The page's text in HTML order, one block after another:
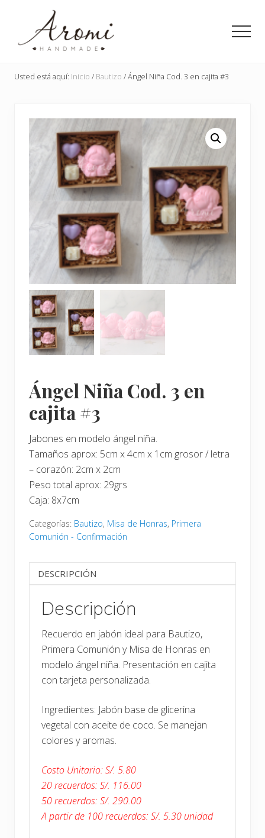
contenido
principal
en
ocasión
Usted está aquí: Inicio / Bautizo /Ángel Niña Cod. 3 en cajita #3
Ángel Niña Cod. 3 en
cajita #3
Jabones en modelo ángel niña.
Tamaños aprox: 5cm x 4cm x 1cm grosor / letra
– corazón: 2cm x 2cm
Peso total aprox: 29grs
Caja: 8x7cm
Categorías: Bautizo, Misa de Honras, Primera
Comunión - Confirmación
DESCRIPCIÓN
Descripción
Recuerdo en jabón ideal para Bautizo,
Primera Comunión y Misa de Honras en
modelo ángel niña. Presentación en cajita
con tarjeta personalizada.
Ingredientes: Jabón base de glicerina
vegetal con aceite de coco. Se manejan
colores y aromas.
Costo Unitario: S/. 5.80
20 recuerdos: S/. 116.00
50 recuerdos: S/. 290.00
A partir de 100 recuerdos: S/. 5.30 unidad